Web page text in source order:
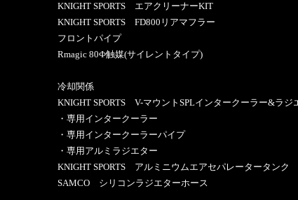
KNIGHT SPORTS エアクリーナーKIT
KNIGHT SPORTS FD800リアマフラー
フロントパイプ
Rmagic 80Ф触媒(サイレントタイプ)
冷却関係
KNIGHT SPORTS V-マウントSPLインタークーラー&ラジ
・専用インタークーラー
・専用インタークーラーパイプ
・専用アルミラジエター
KNIGHT SPORTS アルミニウムエアセパレータータンク
SAMCO シリコンラジエターホース